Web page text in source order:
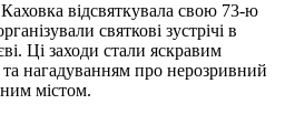
відсвяткувала свою 73-ю
святкові зустрічі в
Ці заходи стали яскравим
нагадуванням про нерозривний
містом.